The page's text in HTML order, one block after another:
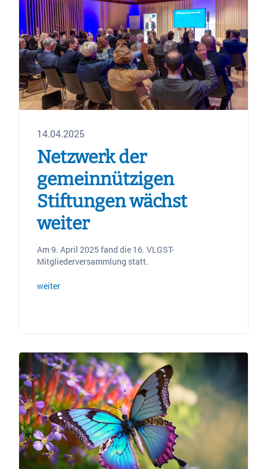
14.04.2025
Netzwerk der
gemeinnützigen
Stiftungen wächst
weiter
Am 9. April 2025 fand die 16. VLGST-
Mitgliederversammlung statt.
weiter